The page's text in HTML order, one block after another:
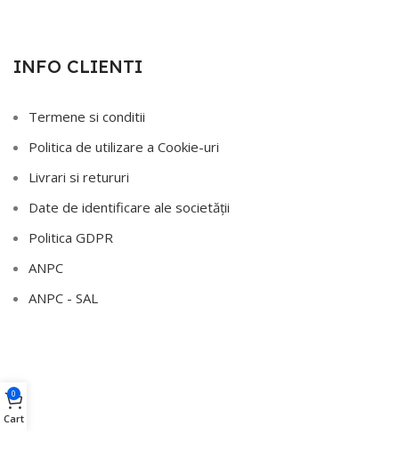
INFO CLIENTI
Termene si conditii
Politica de utilizare a Cookie-uri
Livrari si retururi
Date de identificare ale societății
Politica GDPR
ANPC
ANPC - SAL
0
Cart